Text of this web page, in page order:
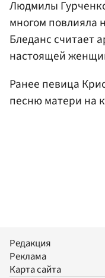
Людмилы
многом повлияла
Бледанс считает
настоящей
Ранее певица
песню матери на
Редакция
Реклама
Карта сайта